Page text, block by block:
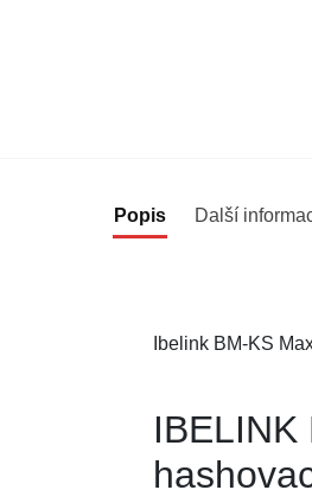
Popis Další
Ibelink BM-KS